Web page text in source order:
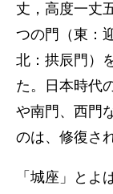
丈，高度一丈
つの門（東：
北：拱辰門）
た。日本時代
や南門、西門
のは、修復さ
「城座」とよ